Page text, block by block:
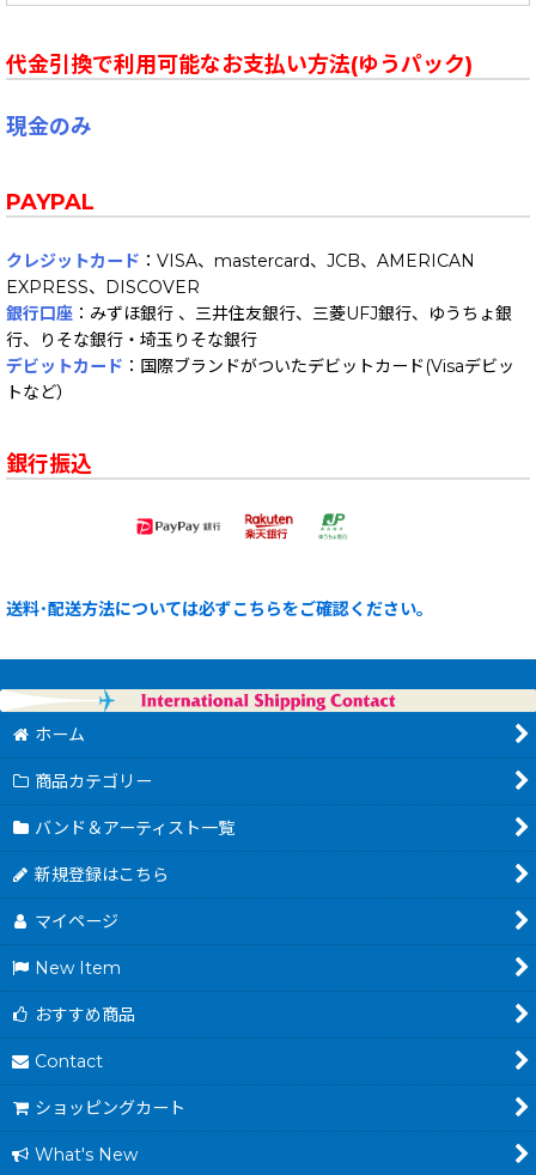
代金引換で利用可能なお支払い方法(ゆうパック)
現金のみ
PAYPAL
クレジットカード ：VISA、mastercard、JCB、AMERICAN
EXPRESS、DISCOVER
銀行口座 ：みずほ銀行 、三井住友銀行、三菱UFJ銀行、ゆうちょ銀
行、りそな銀行・埼玉りそな銀行
デビットカード ：国際ブランドがついたデビットカード(Visaデビッ
トなど）
銀行振込
送料･配送方法については必ずこちらをご確認ください。
ホーム
商品カテゴリー
バンド＆アーティスト一覧
新規登録はこちら
マイページ
New Item
おすすめ商品
Contact
ショッピングカート
What's New